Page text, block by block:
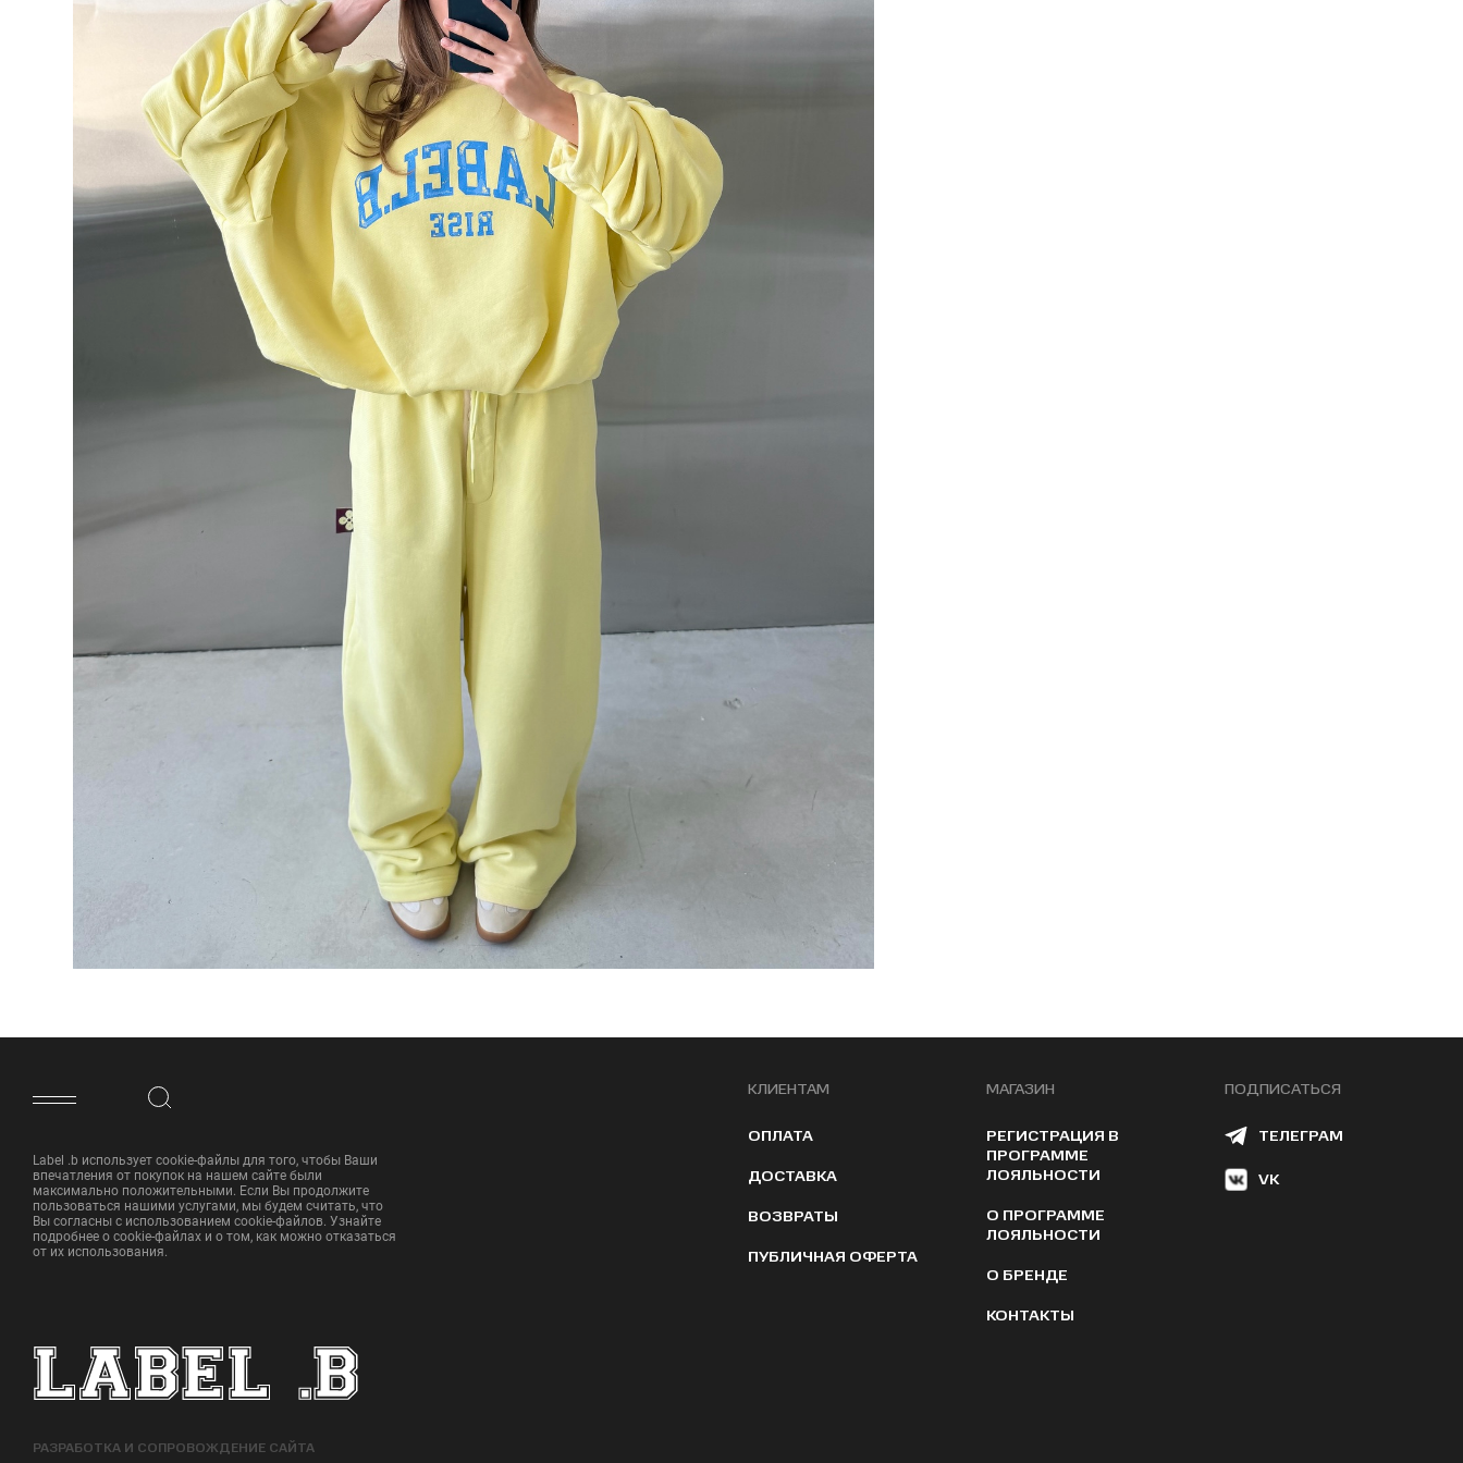
ФУТЕР САЙТА
Label .b использует cookie-файлы для того, чтобы Ваши
впечатления от покупок на нашем сайте были
максимально положительными. Если Вы продолжите
пользоваться нашими услугами, мы будем считать, что
Вы согласны с использованием cookie-файлов. Узнайте
подробнее о cookie-файлах и о том, как можно отказаться
от их использования.
РАЗРАБОТКА И СОПРОВОЖДЕНИЕ САЙТА
КЛИЕНТАМ
ОПЛАТА
ДОСТАВКА
ВОЗВРАТЫ
ПУБЛИЧНАЯ ОФЕРТА
МАГАЗИН
РЕГИСТРАЦИЯ В
ПРОГРАММЕ
ЛОЯЛЬНОСТИ
О ПРОГРАММЕ
ЛОЯЛЬНОСТИ
О БРЕНДЕ
КОНТАКТЫ
ПОДПИСАТЬСЯ
ТЕЛЕГРАМ
VK